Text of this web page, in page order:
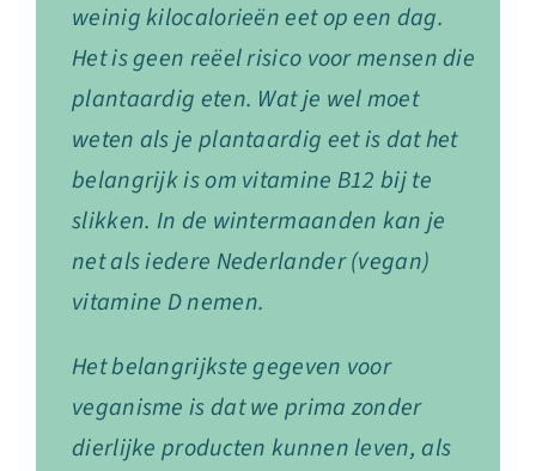
weinig kilocalorieën eet op een dag.
Het is geen reëel risico voor mensen die
plantaardig eten. Wat je wel moet
weten als je plantaardig eet is dat het
belangrijk is om vitamine B12 bij te
slikken. In de wintermaanden kan je
net als iedere Nederlander (vegan)
vitamine D nemen.
Het belangrijkste gegeven voor
veganisme is dat we prima zonder
dierlijke producten kunnen leven, als